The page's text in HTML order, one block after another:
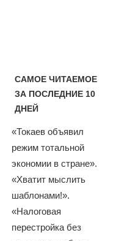
САМОЕ ЧИТАЕМОЕ
ЗА ПОСЛЕДНИЕ 10
ДНЕЙ
«Токаев объявил
режим тотальной
экономии в стране».
«Хватит мыслить
шаблонами!».
«Налоговая
перестройка без